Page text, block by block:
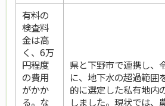
有料の
検査料
金は高
く、6万
円程度
の費用
がかか
る。な
県と下野市で連携し、
に、地下水の超過範囲
的に選定した私有地内
しました。現状では、